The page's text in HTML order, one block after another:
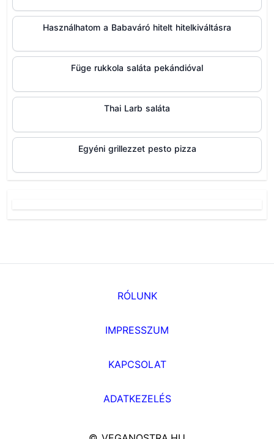
Használhatom a Babaváró hitelt hitelkiváltásra
Füge rukkola saláta pekándióval
Thai Larb saláta
Egyéni grillezzet pesto pizza
RÓLUNK
IMPRESSZUM
KAPCSOLAT
ADATKEZELÉS